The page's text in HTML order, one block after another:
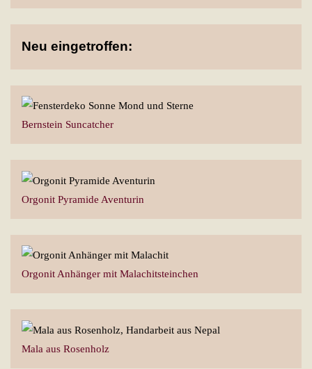
Neu eingetroffen:
Bernstein Suncatcher
Orgonit Pyramide Aventurin
Orgonit Anhänger mit Malachitsteinchen
Mala aus Rosenholz